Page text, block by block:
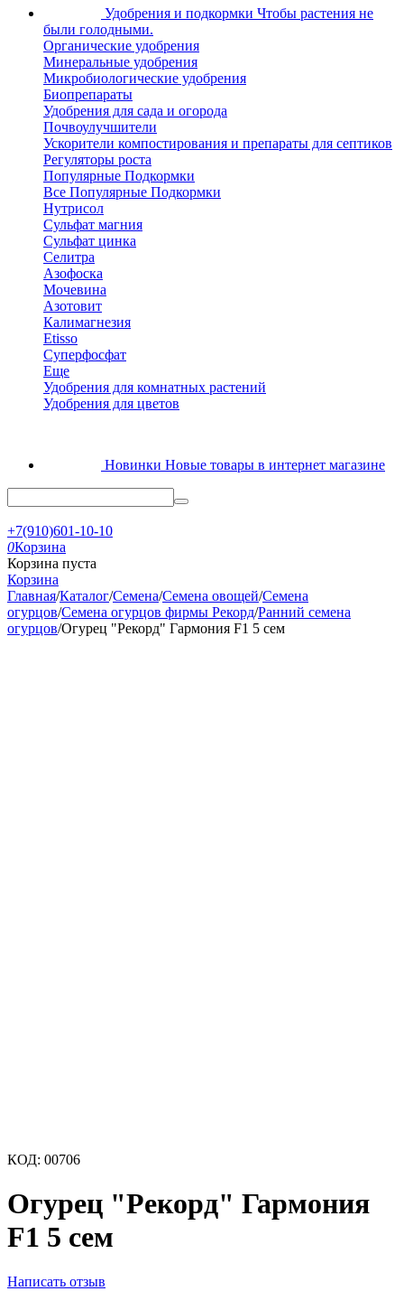
Удобрения и подкормки Чтобы растения не
были голодными.
Органические удобрения
Минеральные удобрения
Микробиологические удобрения
Биопрепараты
Удобрения для сада и огорода
Почвоулучшители
Ускорители компостирования и препараты для септиков
Регуляторы роста
Популярные Подкормки
Все Популярные Подкормки
Нутрисол
Сульфат магния
Сульфат цинка
Селитра
Азофоска
Мочевина
Азотовит
Калимагнезия
Etisso
Суперфосфат
Еще
Удобрения для комнатных растений
Удобрения для цветов
Новинки Новые товары в интернет магазине
+7(910)601-10-10
0Корзина
Корзина пуста
Корзина
Главная/Каталог/Семена/Семена овощей/Семена
огурцов/Семена огурцов фирмы Рекорд/Ранний семена
огурцов/Огурец "Рекорд" Гармония F1 5 сем
КОД: 00706
Огурец "Рекорд" Гармония
F1 5 сем
Написать отзыв